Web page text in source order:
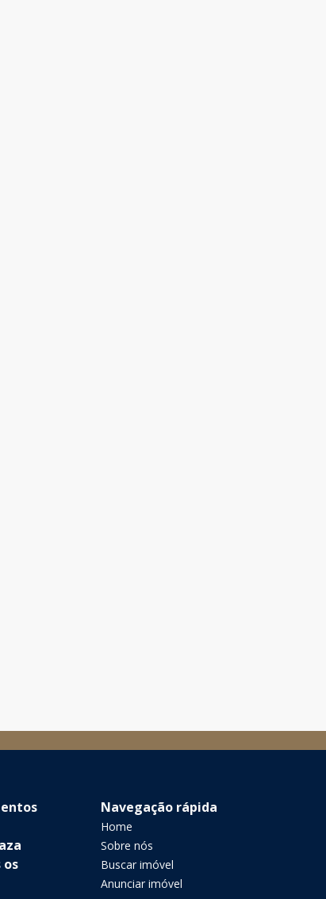
os
Navegação rápida
Home
Sobre nós
Buscar imóvel
Anunciar imóvel